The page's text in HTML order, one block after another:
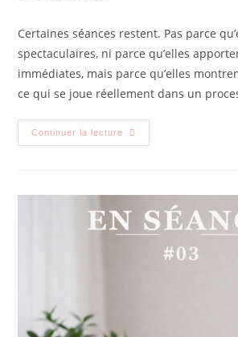
Certaines séances restent. Pas parce
spectaculaires, ni parce qu’elles
immédiates, mais parce qu’elles
ce qui se joue réellement dans un
Continuer la lecture